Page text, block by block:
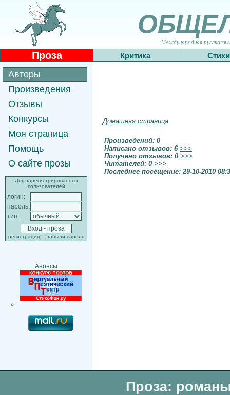
Международная
Проза Критика Стихи
Авторы
Произведения
Отзывы
Конкурсы
Моя страница
Помощь
О сайте прозы
Для зарегистрированных
пользователей
логин:
пароль:
тип:
регистрация забыли пароль
Анонсы
Домашняя страница
Произведений: 0
Написано отзывов: 6 >>>
Получено отзывов: 0 >>>
Читателей: 0 >>>
Последнее посещение: 29-10-2010
Проза: